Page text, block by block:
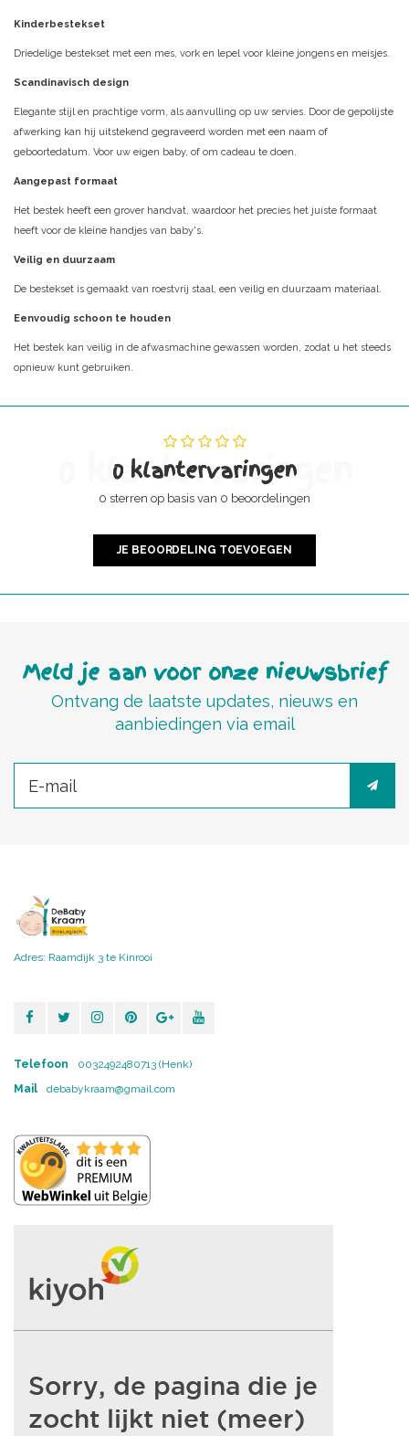
Kinderbestekset
Driedelige bestekset met een mes, vork en lepel voor kleine jongens en meisjes.
Scandinavisch design
Elegante stijl en prachtige vorm, als aanvulling op uw servies. Door de gepolijste
afwerking kan hij uitstekend gegraveerd worden met een naam of
geboortedatum. Voor uw eigen baby, of om cadeau te doen.
Aangepast formaat
Het bestek heeft een grover handvat, waardoor het precies het juiste formaat
heeft voor de kleine handjes van baby's.
Veilig en duurzaam
De bestekset is gemaakt van roestvrij staal, een veilig en duurzaam materiaal.
Eenvoudig schoon te houden
Het bestek kan veilig in de afwasmachine gewassen worden, zodat u het steeds
opnieuw kunt gebruiken.
0 klantervaringen
0 klantervaringen
0 sterren op basis van 0 beoordelingen
JE BEOORDELING TOEVOEGEN
Meld je aan voor onze nieuwsbrief
Ontvang de laatste updates, nieuws en
aanbiedingen via email
Adres: Raamdijk 3 te Kinrooi
Telefoon
0032492480713 (Henk)
Mail
debabykraam@gmail.com